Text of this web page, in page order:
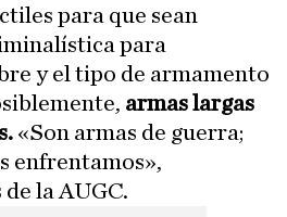
para que sean
para
y el tipo de armamento
armas largas
«Son armas de guerra;
enfrentamos»,
la AUGC.